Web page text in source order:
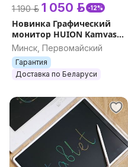
1 190 р. 1 050 р. -12%
Новинка Графический
монитор HUION Kamvas
13 (Gen 3) Black - 16384
уровня давления +
Гарантия 12 мес
Минск, Первомайский
Гарантия
Доставка по Беларуси